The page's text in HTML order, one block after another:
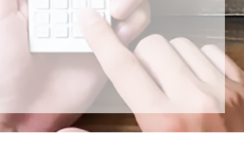
愛顧を賜り、誠にありがとうご
年始休業とさせて頂きます。
日(木)～2026年1月8日(木)